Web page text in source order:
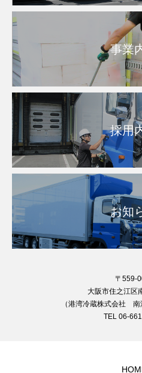
事業
採用
お知
〒559-
大阪市住之江区
（港湾冷蔵株式会社
TEL 06-